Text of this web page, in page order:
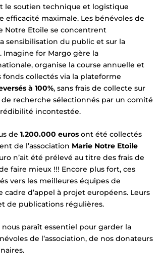
le soutien technique et logistique
efficacité maximale. Les bénévoles de
Notre Etoile se concentrent
sensibilisation du public et sur la
Imagine for Margo gère la
organise la course annuelle et
fonds collectés via la plateforme
à 100%, sans frais de collecte sur
recherche sélectionnés par un comité
incontestée.
de 1.200.000 euros ont été collectés
de l’association Marie Notre Etoile
n’ait été prélevé au titre des frais de
faire mieux !!! Encore plus fort, ces
vers les meilleures équipes de
cadre d’appel à projet européens. Leurs
de publications régulières.
paraît essentiel pour garder la
de l’association, de nos donateurs